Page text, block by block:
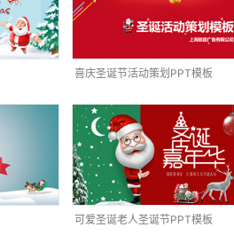
喜庆圣诞节活动策划PPT模板
可爱圣诞老人圣诞节PPT模板